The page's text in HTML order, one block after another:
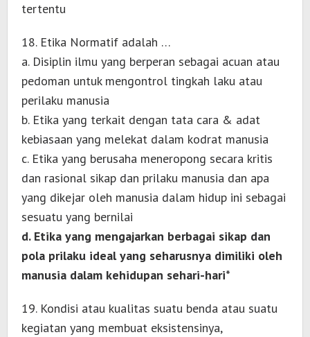
tertentu
18. Etika Normatif adalah …
a. Disiplin ilmu yang berperan sebagai acuan atau
pedoman untuk mengontrol tingkah laku atau
perilaku manusia
b. Etika yang terkait dengan tata cara & adat
kebiasaan yang melekat dalam kodrat manusia
c. Etika yang berusaha meneropong secara kritis
dan rasional sikap dan prilaku manusia dan apa
yang dikejar oleh manusia dalam hidup ini sebagai
sesuatu yang bernilai
d. Etika yang mengajarkan berbagai sikap dan
pola prilaku ideal yang seharusnya dimiliki oleh
manusia dalam kehidupan sehari-hari*
19. Kondisi atau kualitas suatu benda atau suatu
kegiatan yang membuat eksistensinya,